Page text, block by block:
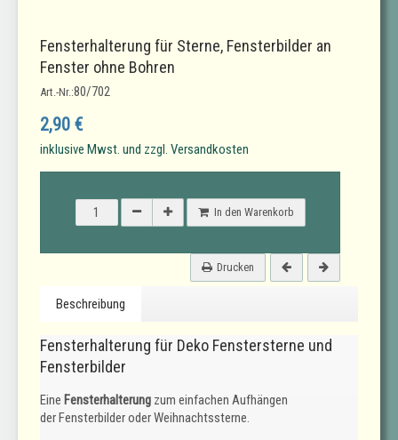
Fensterhalterung für Sterne, Fensterbilder an
Fenster ohne Bohren
Art.-Nr.:80/702
2,90 €
inklusive Mwst. und zzgl. Versandkosten
In den Warenkorb
Drucken
Beschreibung
Fensterhalterung für Deko Fenstersterne und
Fensterbilder
Eine Fensterhalterung zum einfachen Aufhängen
der Fensterbilder oder Weihnachtssterne.